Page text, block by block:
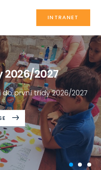
INTRANET
2026/2027
ročníku
k úspěchu v Praze Vás
2026/2027.